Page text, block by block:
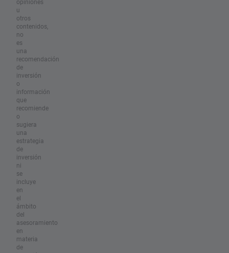
opiniones
u
otros
contenidos,
no
es
una
recomendación
de
inversión
o
información
que
recomiende
o
sugiera
una
estrategia
de
inversión
ni
se
incluye
en
el
ámbito
del
asesoramiento
en
materia
de